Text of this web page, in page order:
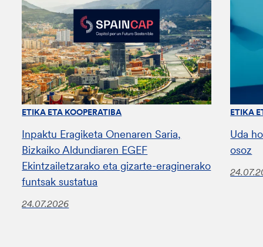
ETIKA ETA KOOPERATIBA
Inpaktu Eragiketa Onenaren Saria,
Bizkaiko Aldundiaren EGEF
Ekintzailetzarako eta gizarte-eraginerako
funtsak sustatua
24.07.2026
ETIKA
Uda
osoz